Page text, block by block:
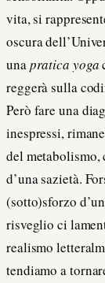
vita, si
oscura
unapratica yoga
reggerà sulla
Però fare una
inespressi,
del metabolismo,
d’una sazietà.
(sotto)sforzo
risveglio ci
realismo
tendiamo a